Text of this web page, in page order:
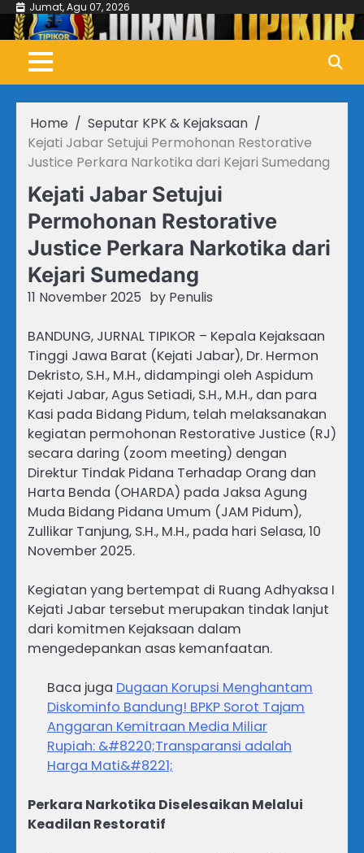
Skip
content
Jumat, Agu 07, 2026
Home
Seputar KPK & Kejaksaan
Kejati Jabar Setujui Permohonan Restorative
Justice Perkara Narkotika dari Kejari Sumedang
Kejati Jabar Setujui
Permohonan Restorative
Justice Perkara Narkotika dari
Kejari Sumedang
11 November 2025 by Penulis
BANDUNG, JURNAL TIPIKOR – Kepala Kejaksaan
Tinggi Jawa Barat (Kejati Jabar), Dr. Hermon
Dekristo, S.H., M.H., didampingi oleh Aspidum
Kejati Jabar, Agus Setiadi, S.H., M.H., dan para
Kasi pada Bidang Pidum, telah melaksanakan
kegiatan permohonan Restorative Justice (RJ)
secara daring (zoom meeting) dengan
Direktur Tindak Pidana Terhadap Orang dan
Harta Benda (OHARDA) pada Jaksa Agung
Muda Bidang Pidana Umum (JAM Pidum),
Zullikar Tanjung, S.H., M.H., pada hari Selasa, 10
November 2025.
Kegiatan yang bertempat di Ruang Adhyaksa I
Kejati Jabar tersebut merupakan tindak lanjut
dari komitmen Kejaksaan dalam
mengedepankan asas kemanfaatan.
Baca juga Dugaan Korupsi Menghantam
Diskominfo Bandung! BPKP Sorot Tajam
Anggaran Kemitraan Media Miliar
Rupiah: &#8220;Transparansi adalah
Harga Mati&#8221;
Perkara Narkotika Diselesaikan Melalui
Keadilan Restoratif